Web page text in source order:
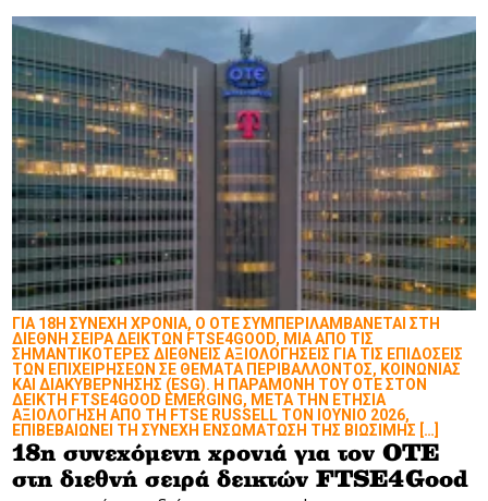
ΓΙΑ 18Η ΣΥΝΕΧΗ ΧΡΟΝΙΑ, Ο ΟΤΕ ΣΥΜΠΕΡΙΛΑΜΒΑΝΕΤΑΙ ΣΤΗ
ΔΙΕΘΝΗ ΣΕΙΡΑ ΔΕΙΚΤΩΝ FTSE4GOOD, ΜΙΑ ΑΠΟ ΤΙΣ
ΣΗΜΑΝΤΙΚΟΤΕΡΕΣ ΔΙΕΘΝΕΙΣ ΑΞΙΟΛΟΓΗΣΕΙΣ ΓΙΑ ΤΙΣ ΕΠΙΔΟΣΕΙΣ
ΤΩΝ ΕΠΙΧΕΙΡΗΣΕΩΝ ΣΕ ΘΕΜΑΤΑ ΠΕΡΙΒΑΛΛΟΝΤΟΣ, ΚΟΙΝΩΝΙΑΣ
ΚΑΙ ΔΙΑΚΥΒΕΡΝΗΣΗΣ (ESG). Η ΠΑΡΑΜΟΝΗ ΤΟΥ ΟΤΕ ΣΤΟΝ
ΔΕΙΚΤΗ FTSE4GOOD EMERGING, ΜΕΤΑ ΤΗΝ ΕΤΗΣΙΑ
ΑΞΙΟΛΟΓΗΣΗ ΑΠΟ ΤΗ FTSE RUSSELL ΤΟΝ ΙΟΥΝΙΟ 2026,
ΕΠΙΒΕΒΑΙΩΝΕΙ ΤΗ ΣΥΝΕΧΗ ΕΝΣΩΜΑΤΩΣΗ ΤΗΣ ΒΙΩΣΙΜΗΣ […]
18η συνεχόμενη χρονιά για τον ΟΤΕ
στη διεθνή σειρά δεικτών FTSE4Good